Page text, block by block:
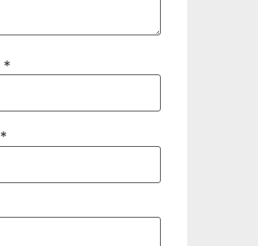
*
*